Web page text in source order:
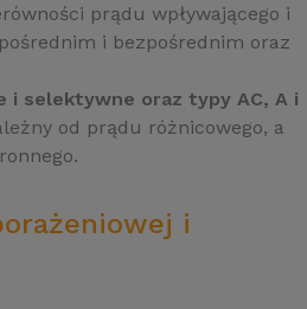
prądu wpływającego i
i bezpośrednim oraz
i selektywne oraz typy AC, A i
od prądu różnicowego, a
i